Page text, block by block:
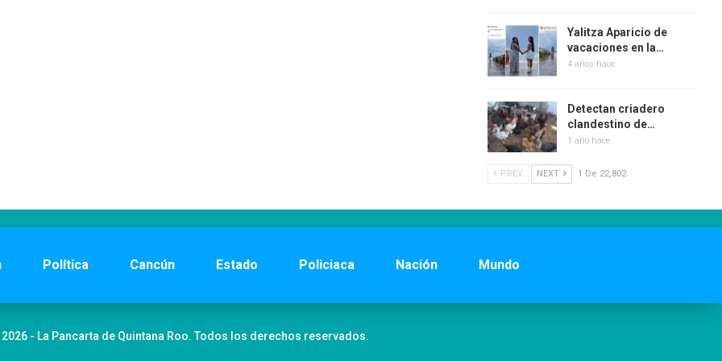
Yalitza Aparicio de
vacaciones en la…
4 años hace
Detectan criadero
clandestino de…
1 año hace
PREV NEXT 1 De 22,802
Política Cancún Estado Policiaca Nación Mundo
- La Pancarta de Quintana Roo. Todos los derechos reservados.